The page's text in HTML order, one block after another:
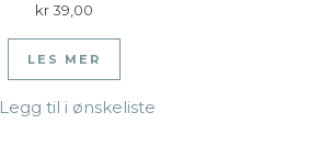
kr39,00
LES MER
Legg til i ønskeliste